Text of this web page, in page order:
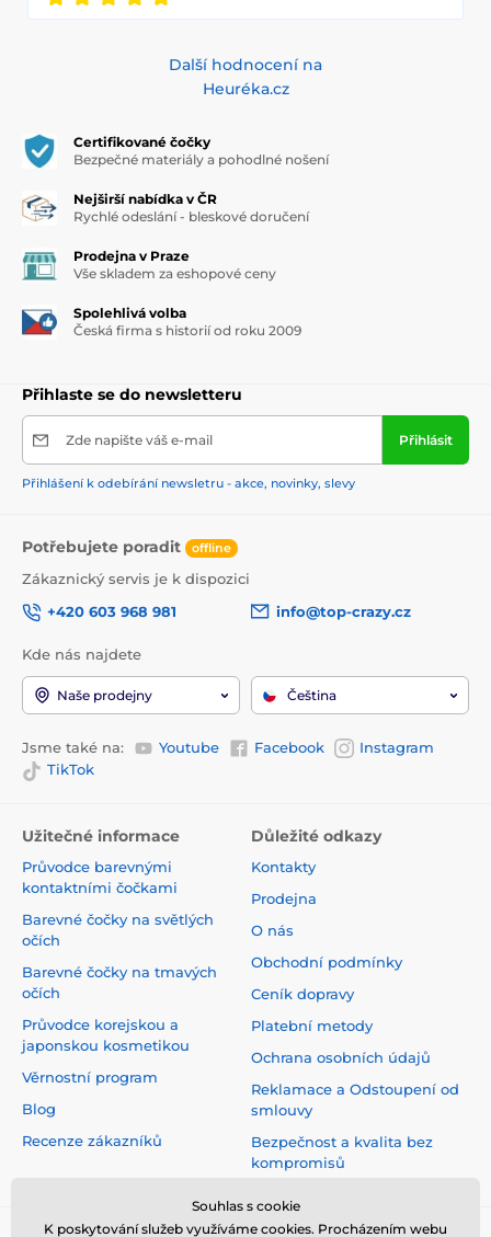
Další hodnocení na
Heuréka.cz
Certifikované čočky
Bezpečné materiály a pohodlné nošení
Nejširší nabídka v ČR
Rychlé odeslání - bleskové doručení
Prodejna v Praze
Vše skladem za eshopové ceny
Spolehlivá volba
Česká firma s historií od roku 2009
Přihlaste se do newsletteru
Zde napište váš e-mail Přihlásit
Přihlášení k odebírání newsletru - akce, novinky, slevy
Potřebujete poradit offline
Zákaznický servis je k dispozici
+420 603 968 981
info@top-crazy.cz
Kde nás najdete
Naše prodejny Čeština
Jsme také na: Youtube Facebook
Instagram
TikTok
Užitečné informace
Průvodce barevnými
kontaktními čočkami
Barevné čočky na světlých
očích
Barevné čočky na tmavých
očích
Průvodce korejskou a
japonskou kosmetikou
Věrnostní program
Blog
Recenze zákazníků
Důležité odkazy
Kontakty
Prodejna
O nás
Obchodní podmínky
Ceník dopravy
Platební metody
Ochrana osobních údajů
Reklamace a Odstoupení od
smlouvy
Bezpečnost a kvalita bez
kompromisů
Souhlas s cookie
K poskytování služeb využíváme cookies. Procházením webu